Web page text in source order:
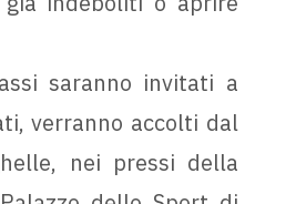
saranno invitati a
verranno accolti dal
nei pressi della